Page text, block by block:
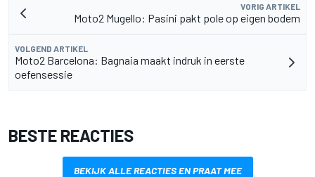
VORIG ARTIKEL
Moto2 Mugello: Pasini pakt pole op eigen bodem
VOLGEND ARTIKEL
Moto2 Barcelona: Bagnaia maakt indruk in eerste
oefensessie
BESTE REACTIES
BEKIJK ALLE REACTIES EN PRAAT MEE